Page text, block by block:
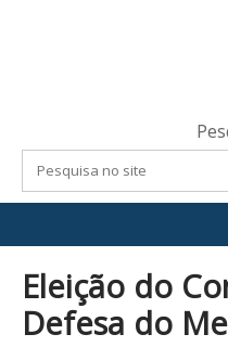
Eleição do
Defesa do